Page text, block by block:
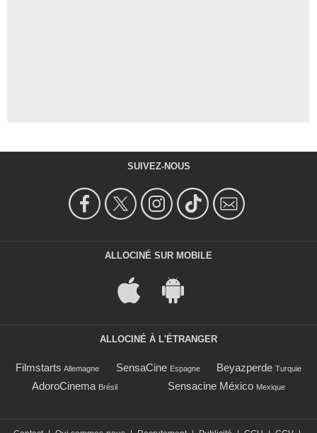
SUIVEZ-NOUS
ALLOCINÉ SUR MOBILE
ALLOCINÉ À L'ÉTRANGER
Filmstarts Allemagne SensaCine Espagne Beyazperde Turquie
AdoroCinema Brésil Sensacine México Mexique